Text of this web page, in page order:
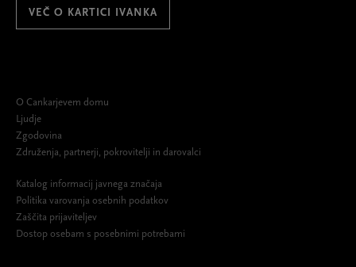
VEČ O KARTICI IVANKA
O Cankarjevem domu
Ljudje
Zgodovina
Združenja, partnerji, pokrovitelji in darovalci
Katalog informacij javnega značaja
Politika varovanja osebnih podatkov
Zaščita prijaviteljev
Dostop osebam s posebnimi potrebami